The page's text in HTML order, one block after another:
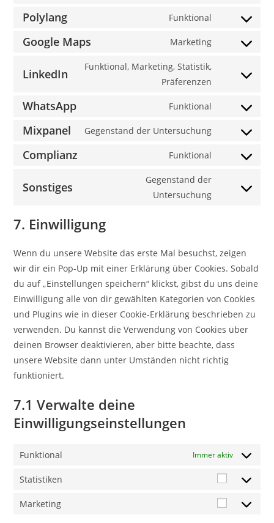
wordpress
google-
Polylang Funktional
Consent
polylang
Google Maps Marketing
Consent
service
maps
LinkedIn
Funktional, Marketing, Statistik,
Präferenzen
Consent
service
linkedin
WhatsApp Funktional
Consent
whatsapp
Mixpanel Gegenstand der Untersuchung
Consent
mixpanel
Complianz Funktional
Consent
service
Sonstiges
Gegenstand der
Untersuchung
Consent
7. Einwilligung
Wenn du unsere Website das erste Mal besuchst, zeigen
wir dir ein Pop-Up mit einer Erklärung über Cookies. Sobald
du auf „Einstellungen speichern“ klickst, gibst du uns deine
Einwilligung alle von dir gewählten Kategorien von Cookies
und Plugins wie in dieser Cookie-Erklärung beschrieben zu
verwenden. Du kannst die Verwendung von Cookies über
deinen Browser deaktivieren, aber bitte beachte, dass
unsere Website dann unter Umständen nicht richtig
funktioniert.
7.1 Verwalte deine
Einwilligungseinstellungen
Funktional Immer aktiv
Statistiken
Marketing
Marketing